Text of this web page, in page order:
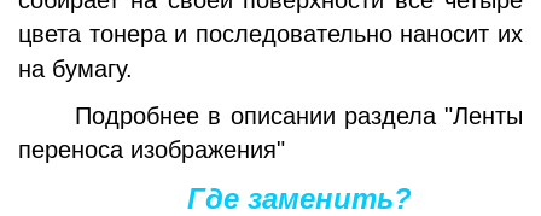
цвета тонера и последовательно наносит их
на бумагу.
Подробнее в описании раздела "Ленты
переноса изображения"
Где заменить?